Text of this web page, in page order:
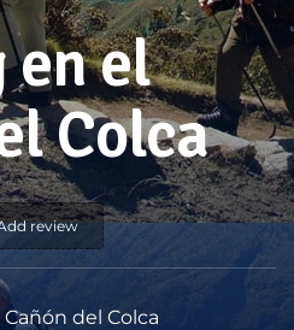
en el
Colca
review
del Colca